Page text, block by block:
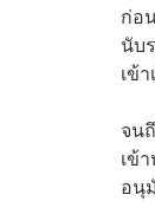
ก่อ
นับ
เข้
จน
เข้
อนุ